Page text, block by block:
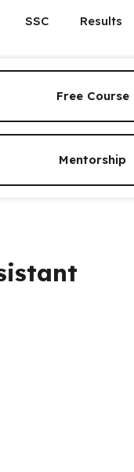
SSC Results
Free Course
Mentorship